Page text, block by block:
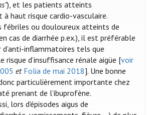
), et les patients atteints
à haut risque cardio-vasculaire.
fébriles ou douloureux atteints de
cas de diarrhée p.ex.), il est préférable
d’anti-inflammatoires tels que
risque d’insuffisance rénale aigüe [voir
et Folia de mai 2018]. Une bonne
particulièrement importante chez
prenant de l’ibuprofène.
lors d'épisodes aigus de